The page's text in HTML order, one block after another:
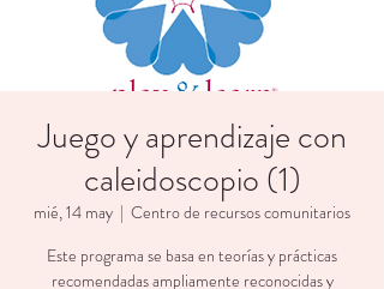
Juego y aprendizaje con
caleidoscopio (1)
mié, 14 may
  |
Centro de recursos comunitarios
Este programa se basa en teorías y prácticas
recomendadas ampliamente reconocidas y